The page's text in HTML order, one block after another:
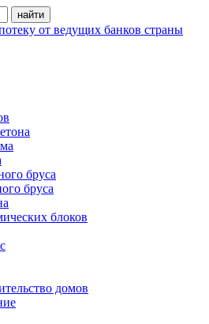
от ведущих банков страны
бруса
бруса
блоков
домов